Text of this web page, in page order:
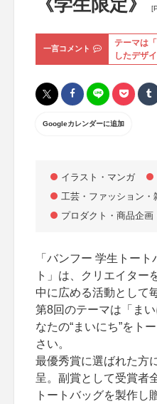
《学生限定》
一言コメント
テーマは
したデザ
Googleカレンダーに追加
イラスト・マンガ
工芸・ファッション・
プロダクト・商品企画
「バンフー 学生トー
ト」は、クリエイター
中に広める活動として
第8回のテーマは「ま
なたの“まいにち”をト
さい。
最優秀賞に選ばれた方
呈。副賞として受賞者
トートバッグを製作し